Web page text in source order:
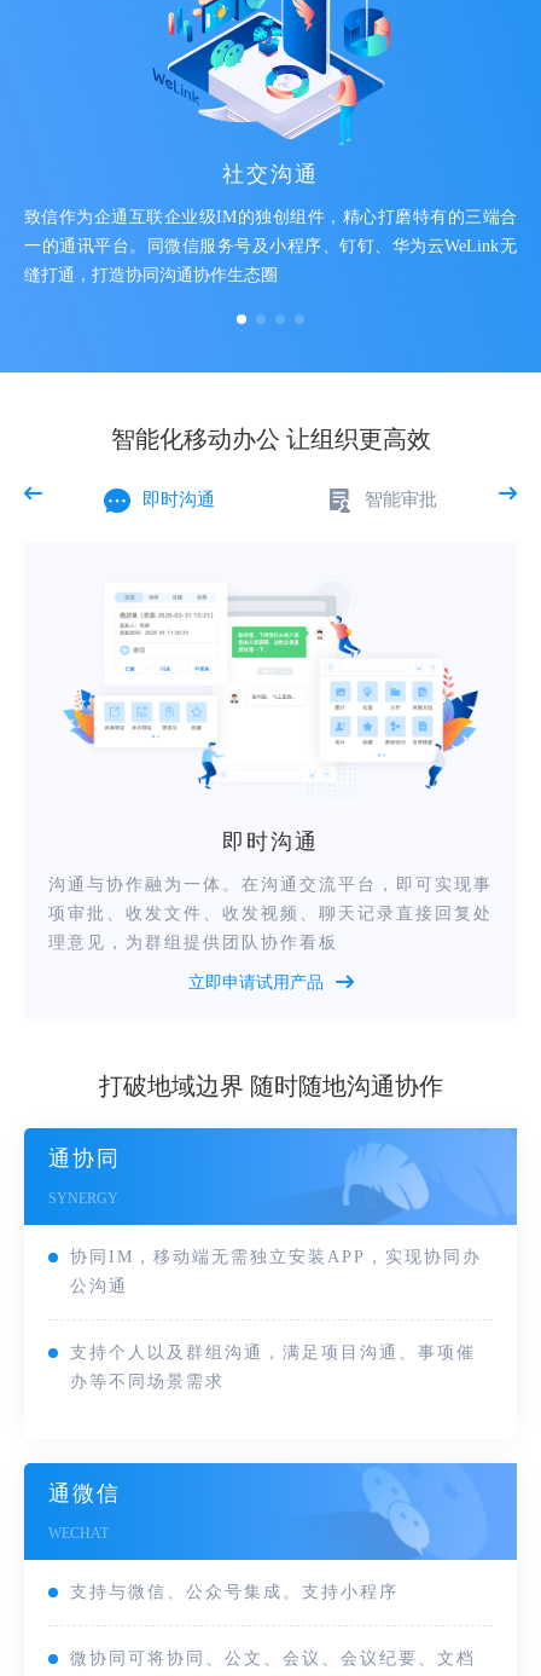
社交沟通
致信作为企通互联企业级IM的独创组件，精心打磨特有的三端合
一的通讯平台。同微信服务号及小程序、钉钉、华为云WeLink无
缝打通，打造协同沟通协作生态圈
智能化移动办公 让组织更高效
即时沟通 智能审批
即时沟通
沟通与协作融为一体。在沟通交流平台，即可实现事
项审批、收发文件、收发视频、聊天记录直接回复处
理意见，为群组提供团队协作看板
立即申请试用产品
打破地域边界 随时随地沟通协作
通协同
SYNERGY
协同IM，移动端无需独立安装APP，实现协同办
公沟通
支持个人以及群组沟通，满足项目沟通、事项催
办等不同场景需求
通微信
WECHAT
支持与微信、公众号集成。支持小程序
微协同可将协同、公文、会议、会议纪要、文档